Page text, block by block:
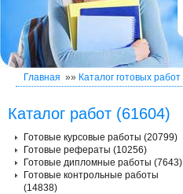
Главная »» Каталог готовых работ
Каталог работ (61604)
Готовые курсовые работы (20799)
Готовые рефераты (10256)
Готовые дипломные работы (7643)
Готовые контрольные работы
(14838)